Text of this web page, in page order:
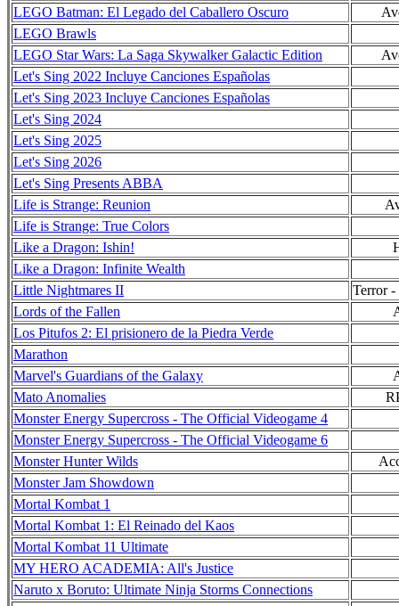
LEGO Batman: El Legado del Caballero Oscuro
LEGO Brawls
LEGO Star Wars: La Saga Skywalker Galactic Edition
Let's Sing 2022 Incluye Canciones Españolas
Let's Sing 2023 Incluye Canciones Españolas
Let's Sing 2024
Let's Sing 2025
Let's Sing 2026
Let's Sing Presents ABBA
Life is Strange: Reunion
Life is Strange: True Colors
Like a Dragon: Ishin!
Like a Dragon: Infinite Wealth
Little Nightmares II
Terror -
Lords of the Fallen
Los Pitufos 2: El prisionero de la Piedra Verde
Marathon
Marvel's Guardians of the Galaxy
Mato Anomalies
Monster Energy Supercross - The Official Videogame 4
Monster Energy Supercross - The Official Videogame 6
Monster Hunter Wilds
Monster Jam Showdown
Mortal Kombat 1
Mortal Kombat 1: El Reinado del Kaos
Mortal Kombat 11 Ultimate
MY HERO ACADEMIA: All's Justice
Naruto x Boruto: Ultimate Ninja Storms Connections